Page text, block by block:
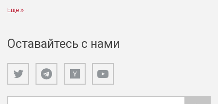
Ещё
Оставайтесь с нами